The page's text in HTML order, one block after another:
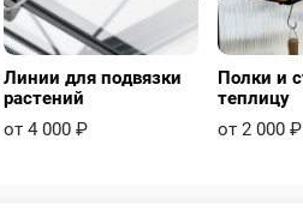
Линии для подвязки
растений
от 4 000 ₽
Полки и
теплицу
от 2 000 ₽